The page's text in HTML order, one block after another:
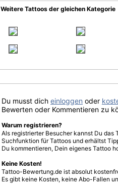
Weitere Tattoos der gleichen Kategorie
Du musst dich einloggen oder
Bewerten oder Kommentieren zu
Warum registrieren?
Als registrierter Besucher kannst Du
Suchfunktion für Tattoos und erhältst
Du kommentieren, Dein eigenes Tattoo
Keine Kosten!
Tattoo-Bewertung.de ist absolut
Es gibt keine Kosten, keine Abo-Fallen